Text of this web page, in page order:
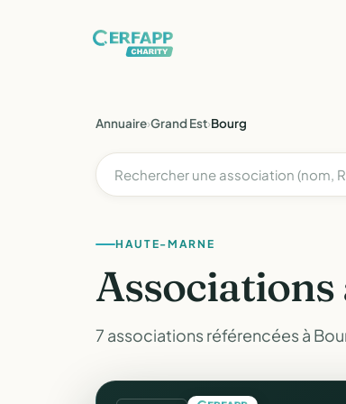
Annuaire›Grand Est›Bourg
HAUTE-MARNE
7 associations référencées à